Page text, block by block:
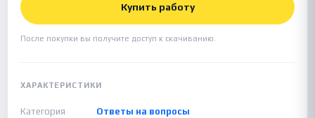
Купить работу
После покупки вы получите доступ к скачиванию.
ХАРАКТЕРИСТИКИ
Категория
Ответы на вопросы